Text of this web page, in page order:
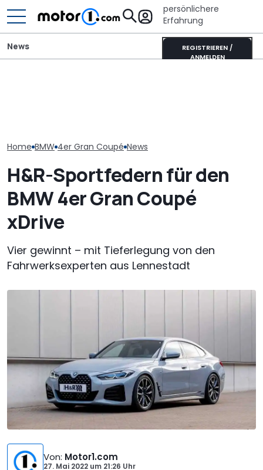
persönlichere
Erfahrung
REGISTRIEREN /
ANMELDEN
News
Home BMW 4er Gran Coupé News
H&R-Sportfedern für den
BMW 4er Gran Coupé
xDrive
Vier gewinnt – mit Tieferlegung von den
Fahrwerksexperten aus Lennestadt
Von: Motor1.com
27. Mai 2022 um 21:26 Uhr